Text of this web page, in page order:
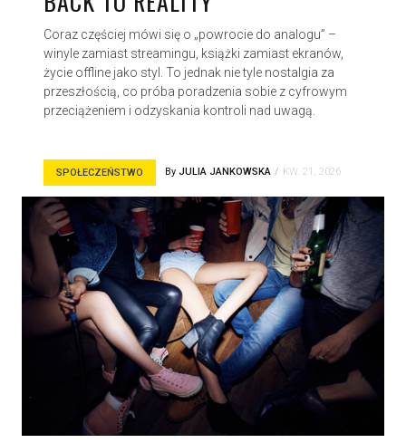
Coraz częściej mówi się o „powrocie do analogu” –
winyle zamiast streamingu, książki zamiast ekranów,
życie offline jako styl. To jednak nie tyle nostalgia za
przeszłością, co próba poradzenia sobie z cyfrowym
przeciążeniem i odzyskania kontroli nad uwagą.
SPOŁECZEŃSTWO By JULIA JANKOWSKA KW. 21, 2026